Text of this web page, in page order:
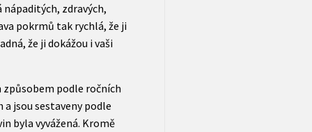
zdravých,
pokrmů tak rychlá, že ji
že ji dokážou i vaši
podle ročních
jsou sestaveny podle
byla vyvážená. Kromě